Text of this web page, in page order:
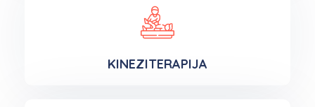
KINEZITERAPIJA